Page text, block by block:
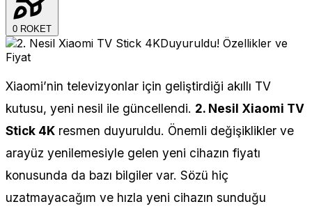
0 ROKET
Xiaomi’nin televizyonlar için geliştirdiği akıllı TV
kutusu, yeni nesil ile güncellendi. 2. Nesil Xiaomi TV
Stick 4K resmen duyuruldu. Önemli değişiklikler ve
arayüz yenilemesiyle gelen yeni cihazın fiyatı
konusunda da bazı bilgiler var. Sözü hiç
uzatmayacağım ve hızla yeni cihazın sunduğu